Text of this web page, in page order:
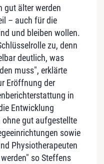
gut älter werden
– auch für die
und bleiben wollen.
zu, denn
deutlich, was
muss", erklärte
Eröffnung der
in
Entwicklung
ohne gut aufgestellte
sowie
Physiotherapeuten
so Steffens